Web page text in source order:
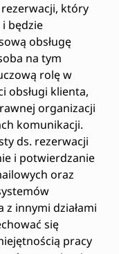
który
i będzie
obsługę
na tym
rolę w
obsługi klienta,
organizacji
komunikacji.
ds. rezerwacji
i potwierdzanie
oraz
z innymi działami
się
pracy